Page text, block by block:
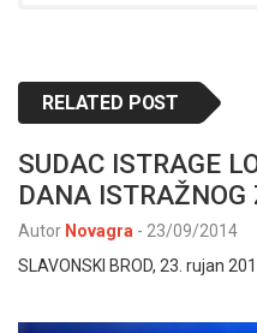
RELATED POST
SUDAC ISTRAGE
DANA ISTRAŽNOG
Autor Novagra - 23/09/2014
SLAVONSKI BROD, 23. rujan